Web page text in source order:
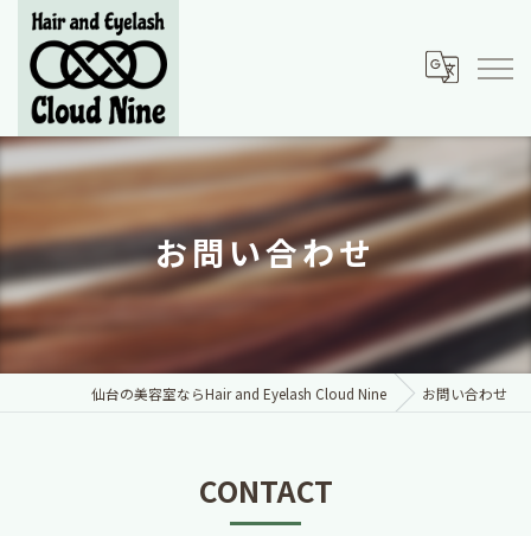
お問い合わせ
仙台の美容室ならHair and Eyelash Cloud Nine お問い合わせ
CONTACT